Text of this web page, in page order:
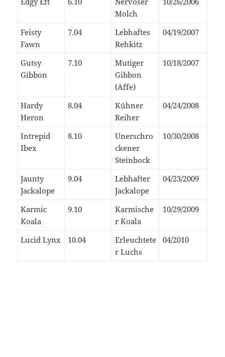
Molch
Feisty
Fawn
7.04
Lebhaftes
Rehkitz
04/19/2007
Gutsy
Gibbon
7.10
Mutiger
Gibbon
(Affe)
10/18/2007
Hardy
Heron
8.04
Kühner
Reiher
04/24/2008
Intrepid
Ibex
8.10
Unerschro
ckener
Steinbock
10/30/2008
Jaunty
Jackalope
9.04
Lebhafter
Jackalope
04/23/2009
Karmic
Koala
9.10
Karmische
r Koala
10/29/2009
Lucid Lynx 10.04
Erleuchtete
r Luchs
04/2010